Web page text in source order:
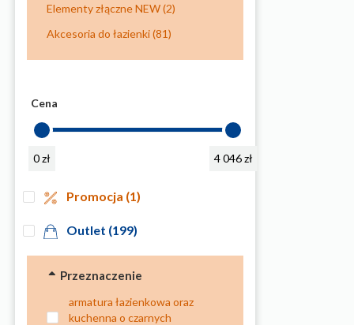
Elementy złączne NEW(2)
Akcesoria do łazienki(81)
Cena
0 zł 4 046 zł
Promocja (1)
Outlet (199)
Przeznaczenie
armatura łazienkowa oraz
kuchenna o czarnych